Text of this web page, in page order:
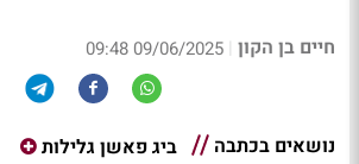
חיים בן הקון |
09/06/2025 09:48
נושאים בכתבה ביג פאשן גלילות